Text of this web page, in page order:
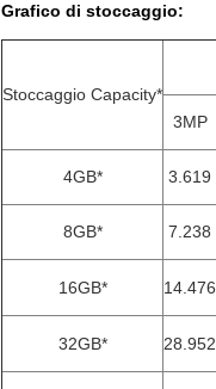
Grafico di stoccaggio:
Stoccaggio Capacity*
3MP
4GB* 3.619
8GB* 7.238
16GB* 14.476
32GB* 28.952